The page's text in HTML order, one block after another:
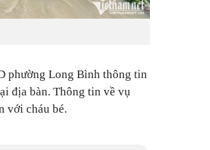
phường Long Bình thông tin
địa bàn. Thông tin về vụ
với cháu bé.